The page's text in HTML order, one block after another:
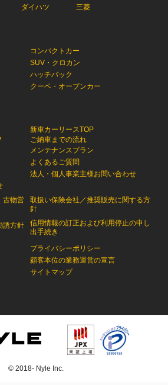
ダイハツ 三菱
コンパクトカー
SUV・クロカン
ハッチバック
クーペ・オープンカー
新車カーリースTOP
ご納車までの流れ
古物営
誘方針
メンテナンスプラン
よくあるご質問
法人・個人事業主様お問い合わせ
取扱い保険会社／推奨販売に関する方
針
信用情報の訂正および利用停止の申し
出手続き
プライバシーポリシー
顧客本位の業務運営の宣言
サイトマップ
© 2018- Nyle Inc.